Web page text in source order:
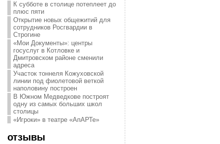
К субботе в столице потеплеет до
плюс пяти
Открытие новых общежитий для
сотрудников Росгвардии в
Строгине
«Мои Документы»: центры
госуслуг в Котловке и
Дмитровском районе сменили
адреса
Участок тоннеля Кожуховской
линии под фиолетовой веткой
наполовину построен
В Южном Медведкове построят
одну из самых больших школ
столицы
«Игроки» в театре «АпАРТе»
отзывы